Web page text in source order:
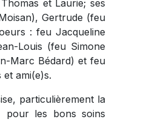
et Laurie; ses
Gertrude (feu
: feu Jacqueline
Louis (feu Simone
Marc Bédard) et feu
ami(e)s.
particulièrement la
pour les bons soins